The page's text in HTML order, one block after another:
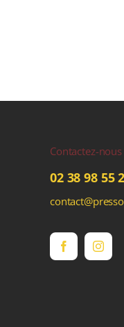
Contactez-nous
02 38 98 55